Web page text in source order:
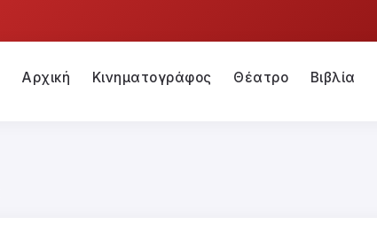
Αρχική Κινηματογράφος Θέατρο Βιβλία